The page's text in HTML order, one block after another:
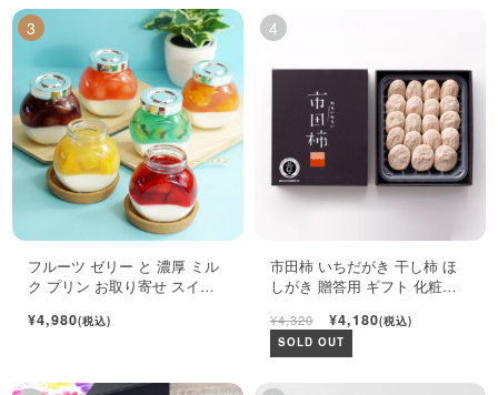
フルーツ ゼリー と 濃厚 ミル
ク プリン お取り寄せ スイー
¥4,980(税込)
市田柿 いちだがき 干し柿 ほ
しがき 贈答用 ギフト 化粧箱
¥4,320 ¥4,180(税込)
SOLD OUT